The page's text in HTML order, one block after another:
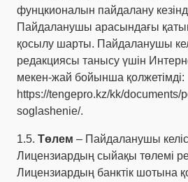
фунцкионалын пайдалану
Пайдаланушы арасындағы
қосылу шарты. Пайдаланушы
редакциясы танысу үшін
мекен-жай бойынша қолжетімді:
https://tengepro.kz/kk/documents/
soglashenie/.
1.5. Төлем – Пайдаланушы
Лицензиардың сыйақы төлемі
Лицензиардың банктік шотына